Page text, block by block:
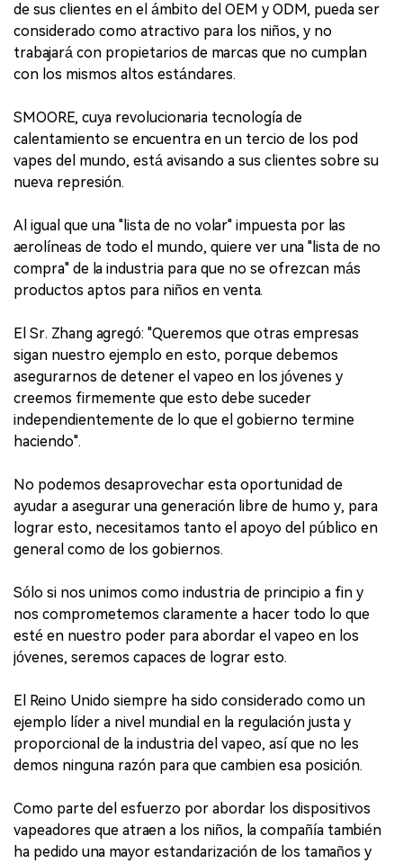
de sus clientes en el ámbito del OEM y ODM, pueda ser
considerado como atractivo para los niños, y no
trabajará con propietarios de marcas que no cumplan
con los mismos altos estándares.
SMOORE, cuya revolucionaria tecnología de
calentamiento se encuentra en un tercio de los pod
vapes del mundo, está avisando a sus clientes sobre su
nueva represión.
Al igual que una "lista de no volar" impuesta por las
aerolíneas de todo el mundo, quiere ver una "lista de no
compra" de la industria para que no se ofrezcan más
productos aptos para niños en venta.
El Sr. Zhang agregó: "Queremos que otras empresas
sigan nuestro ejemplo en esto, porque debemos
asegurarnos de detener el vapeo en los jóvenes y
creemos firmemente que esto debe suceder
independientemente de lo que el gobierno termine
haciendo".
No podemos desaprovechar esta oportunidad de
ayudar a asegurar una generación libre de humo y, para
lograr esto, necesitamos tanto el apoyo del público en
general como de los gobiernos.
Sólo si nos unimos como industria de principio a fin y
nos comprometemos claramente a hacer todo lo que
esté en nuestro poder para abordar el vapeo en los
jóvenes, seremos capaces de lograr esto.
El Reino Unido siempre ha sido considerado como un
ejemplo líder a nivel mundial en la regulación justa y
proporcional de la industria del vapeo, así que no les
demos ninguna razón para que cambien esa posición.
Como parte del esfuerzo por abordar los dispositivos
vapeadores que atraen a los niños, la compañía también
ha pedido una mayor estandarización de los tamaños y